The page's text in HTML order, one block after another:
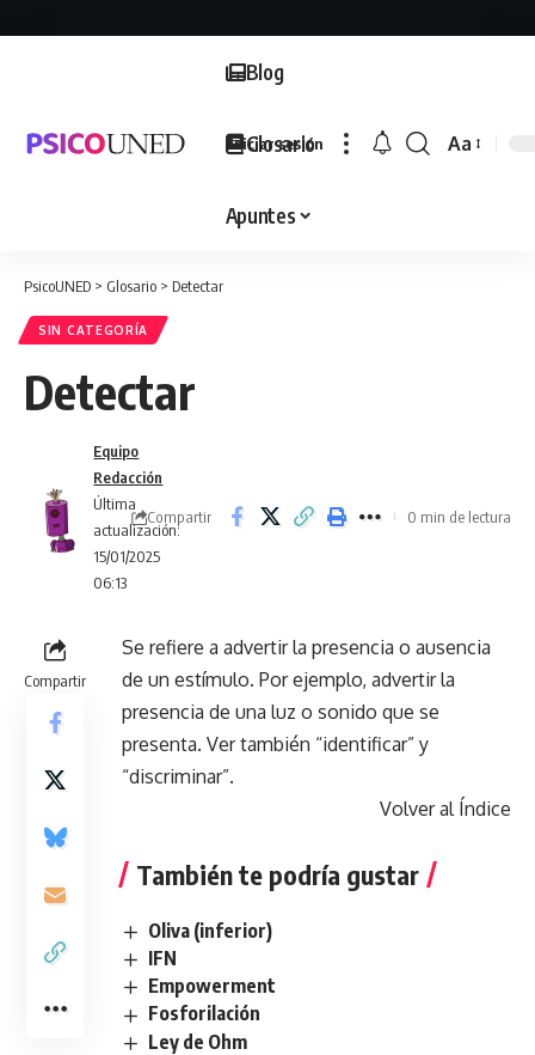
Blog
Glosario
Apuntes
Iniciar sesión
Font
Aa
PsicoUNED > Glosario > Detectar
SIN CATEGORÍA
Detectar
Última
actualización:
15/01/2025
06:13
Equipo
Redacción
Compartir 0 min de lectura
Compartir
Se refiere a advertir la presencia o ausencia
de un estímulo. Por ejemplo, advertir la
presencia de una luz o sonido que se
presenta. Ver también “identificar” y
“discriminar”.
Volver al Índice
También te podría gustar
Oliva (inferior)
IFN
Empowerment
Fosforilación
Ley de Ohm